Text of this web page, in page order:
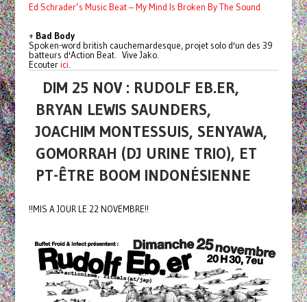
Ed Schrader’s Music Beat – My Mind Is Broken By The Sound
+ Bad Body
Spoken-word british cauchemardesque, projet solo d'un des 39
batteurs d'Action Beat. Vive Jako.
Ecouterici.
DIM 25 NOV : RUDOLF EB.ER,
BRYAN LEWIS SAUNDERS,
JOACHIM MONTESSUIS, SENYAWA,
GOMORRAH (DJ URINE TRIO), ET
PT-ÊTRE BOOM INDONÉSIENNE
!!MIS A JOUR LE 22 NOVEMBRE!!